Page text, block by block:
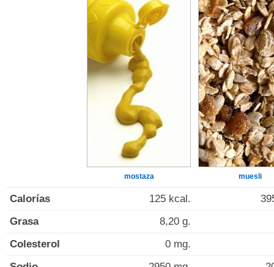
mostaza muesli
Calorías 125 kcal.
Grasa
8,20 g.
Colesterol
0 mg.